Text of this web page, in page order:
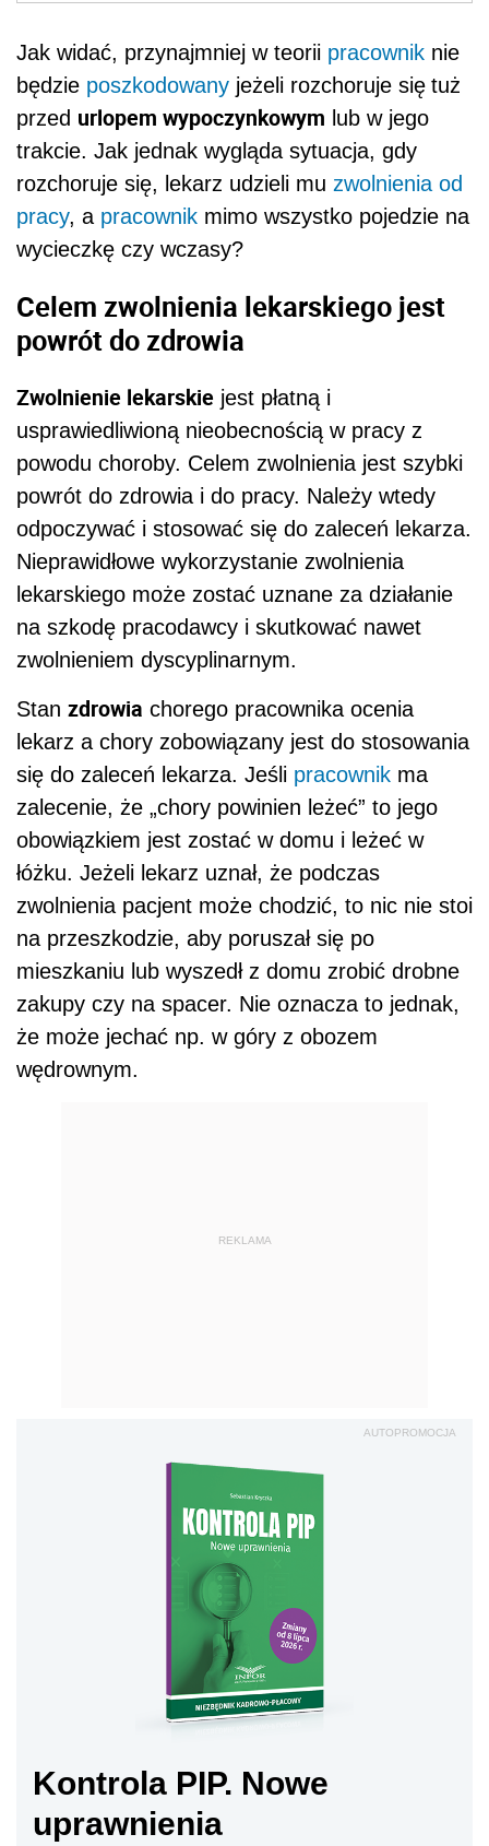
Jak widać, przynajmniej w teorii pracownik nie
będzie poszkodowany jeżeli rozchoruje się tuż
przed urlopem wypoczynkowym lub w jego
trakcie. Jak jednak wygląda sytuacja, gdy
rozchoruje się, lekarz udzieli mu zwolnienia od
pracy, a pracownik mimo wszystko pojedzie na
wycieczkę czy wczasy?
Celem zwolnienia lekarskiego jest
powrót do zdrowia
Zwolnienie lekarskie jest płatną i
usprawiedliwioną nieobecnością w pracy z
powodu choroby. Celem zwolnienia jest szybki
powrót do zdrowia i do pracy. Należy wtedy
odpoczywać i stosować się do zaleceń lekarza.
Nieprawidłowe wykorzystanie zwolnienia
lekarskiego może zostać uznane za działanie
na szkodę pracodawcy i skutkować nawet
zwolnieniem dyscyplinarnym.
Stan zdrowia chorego pracownika ocenia
lekarz a chory zobowiązany jest do stosowania
się do zaleceń lekarza. Jeśli pracownik ma
zalecenie, że „chory powinien leżeć” to jego
obowiązkiem jest zostać w domu i leżeć w
łóżku. Jeżeli lekarz uznał, że podczas
zwolnienia pacjent może chodzić, to nic nie stoi
na przeszkodzie, aby poruszał się po
mieszkaniu lub wyszedł z domu zrobić drobne
zakupy czy na spacer. Nie oznacza to jednak,
że może jechać np. w góry z obozem
wędrownym.
REKLAMA
AUTOPROMOCJA
Kontrola PIP. Nowe
uprawnienia